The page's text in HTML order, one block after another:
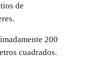
de
200
cuadrados.